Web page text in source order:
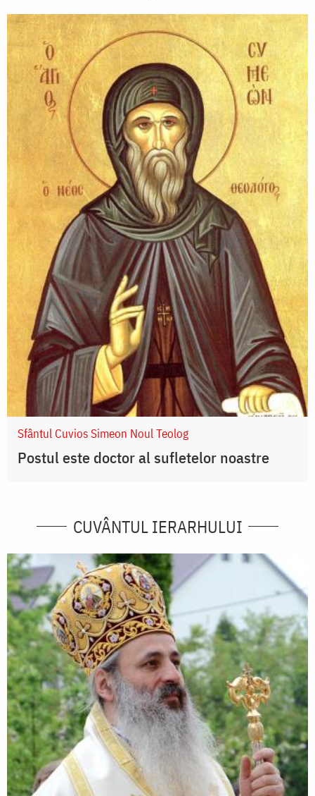
Sfântul Cuvios Simeon Noul Teolog
Postul este doctor al sufletelor noastre
CUVÂNTUL IERARHULUI